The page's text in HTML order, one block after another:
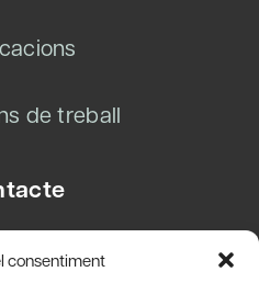
consentiment
de treball